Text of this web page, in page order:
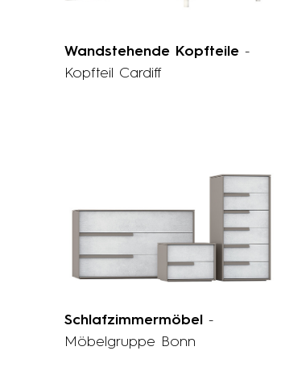
Wandstehende Kopfteile -
Kopfteil Cardiff
Schlafzimmermöbel -
Möbelgruppe Bonn